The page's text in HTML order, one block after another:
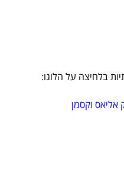
בלחיצה על הלוגו: